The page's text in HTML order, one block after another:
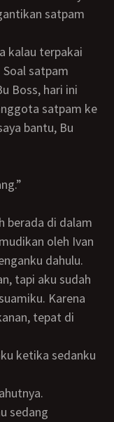
satpam
satpam
Boss, hari ini
satpam ke
bantu, Bu
oleh Ivan
dahulu.
Karena
tepat di